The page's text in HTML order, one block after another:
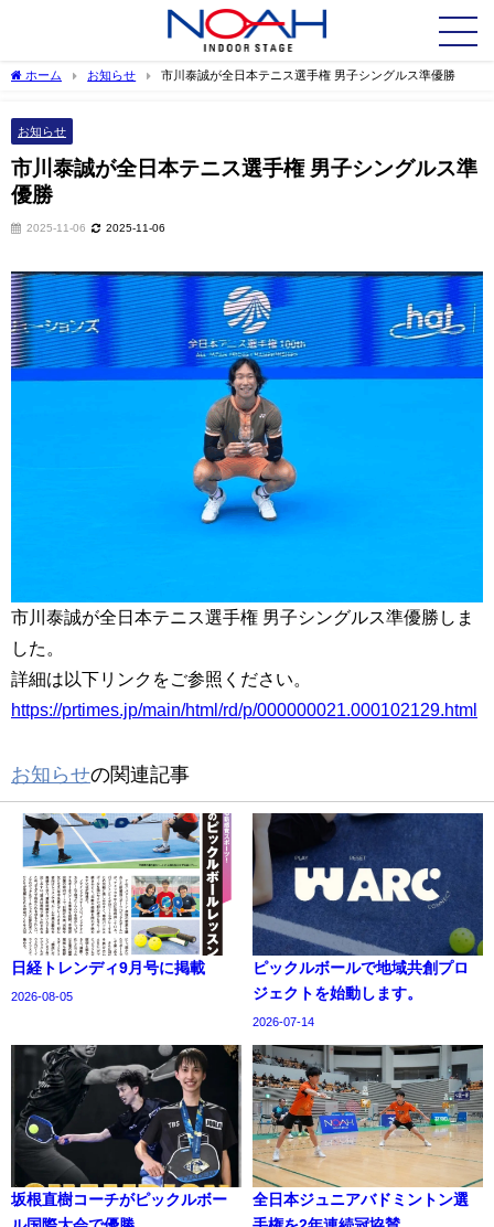
ホーム お知らせ 市川泰誠が全日本テニス選手権 男子シングルス準優勝
お知らせ
市川泰誠が全日本テニス選手権 男子シングルス準
優勝
2025-11-06 2025-11-06
市川泰誠が全日本テニス選手権 男子シングルス準優勝しま
した。
詳細は以下リンクをご参照ください。
https://prtimes.jp/main/html/rd/p/000000021.000102129.html
お知らせの関連記事
日経トレンディ9月号に掲載
2026-08-05
ピックルボールで地域共創プロ
ジェクトを始動します。
2026-07-14
坂根直樹コーチがピックルボー
全日本ジュニアバドミントン選